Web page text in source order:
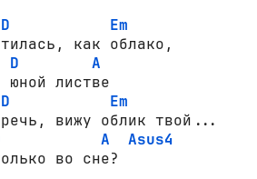
D
Em
D
A
D
Em
A
Asus4
во сне?